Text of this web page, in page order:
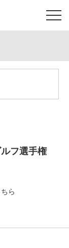
フ選手権
ちら